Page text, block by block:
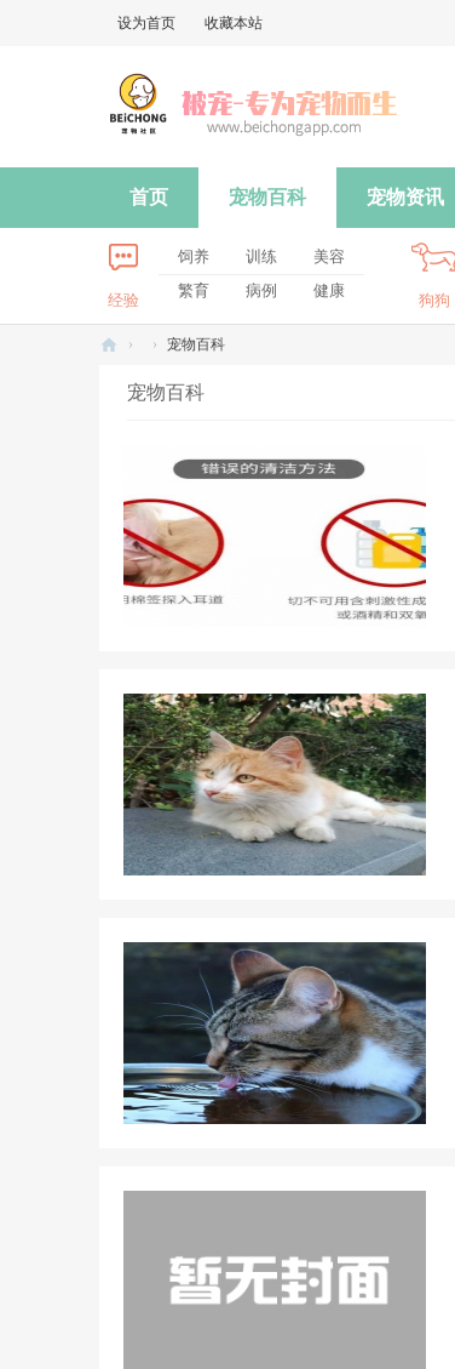
设为首页 收藏本站
首页 宠物百科 宠物资讯
经验
饲养 训练
美容
繁育
病例 健康
狗狗
› › 宠物百科
宠物百科